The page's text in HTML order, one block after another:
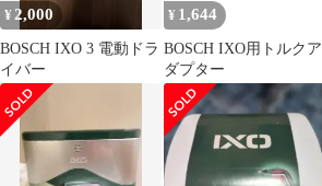
¥ 2,000
BOSCH IXO 3 電動ドラ
イバー
¥ 1,644
BOSCH IXO用トルクア
ダプター